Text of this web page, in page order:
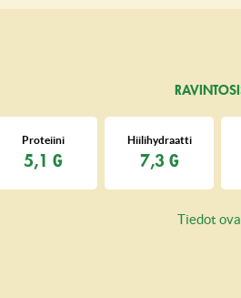
Proteiini
5,1 G
Hiilihydraatti
7,3 G
Tiedot